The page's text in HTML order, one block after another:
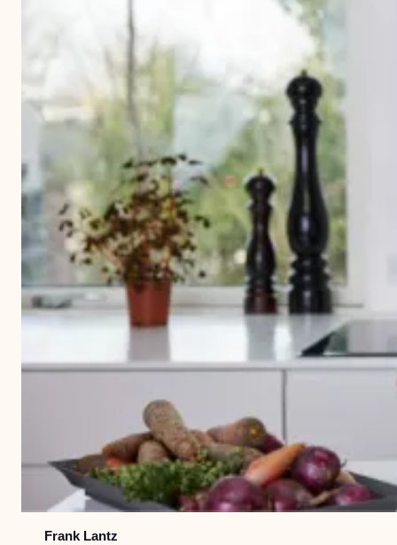
Frank Lantz